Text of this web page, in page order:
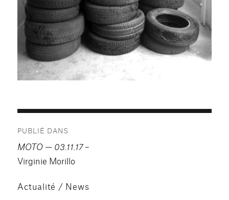
de
l’article
PUBLIÉ DANS
MOTO — 03.11.17–
Virginie Morillo
Actualité / News